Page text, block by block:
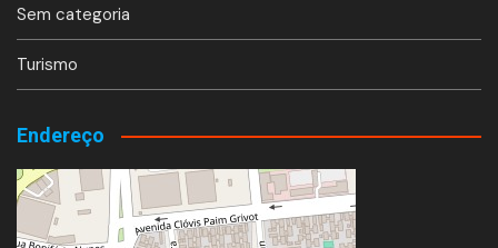
Sem categoria
Turismo
Endereço